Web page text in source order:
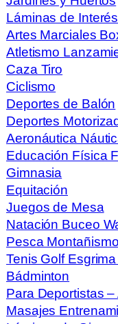
Láminas de
Artes Marciales
Atletismo
Caza Tiro
Ciclismo
Deportes de Balón
Deportes
Aeronáutica
Educación Física
Gimnasia
Equitación
Juegos de Mesa
Natación Buceo
Pesca
Tenis Golf
Bádminton
Para Deportistas
Masajes